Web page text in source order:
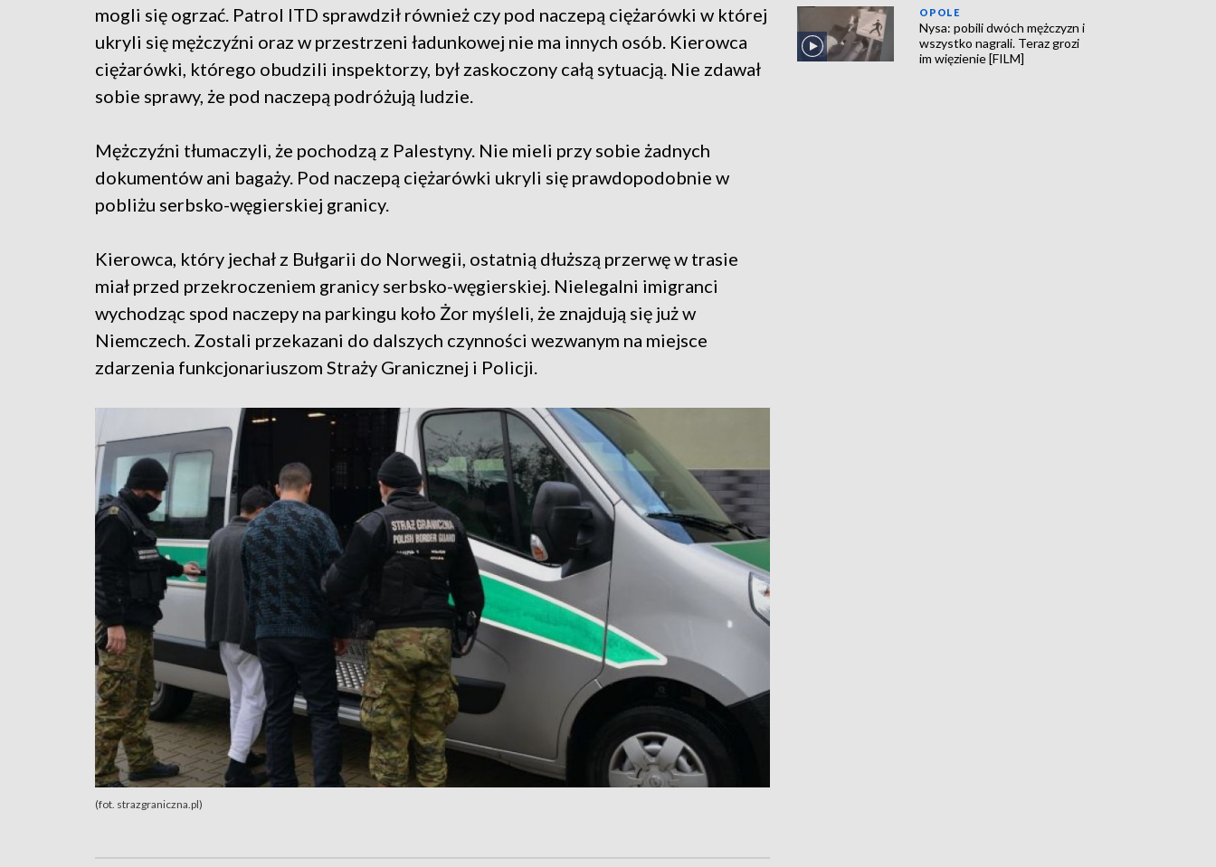
mogli się ogrzać. Patrol ITD sprawdził również czy pod naczepą ciężarówki w której
ukryli się mężczyźni oraz w przestrzeni ładunkowej nie ma innych osób. Kierowca
ciężarówki, którego obudzili inspektorzy, był zaskoczony całą sytuacją. Nie zdawał
sobie sprawy, że pod naczepą podróżują ludzie.
Mężczyźni tłumaczyli, że pochodzą z Palestyny. Nie mieli przy sobie żadnych
dokumentów ani bagaży. Pod naczepą ciężarówki ukryli się prawdopodobnie w
pobliżu serbsko-węgierskiej granicy.
Kierowca, który jechał z Bułgarii do Norwegii, ostatnią dłuższą przerwę w trasie
miał przed przekroczeniem granicy serbsko-węgierskiej. Nielegalni imigranci
wychodząc spod naczepy na parkingu koło Żor myśleli, że znajdują się już w
Niemczech. Zostali przekazani do dalszych czynności wezwanym na miejsce
zdarzenia funkcjonariuszom Straży Granicznej i Policji.
(fot. strazgraniczna.pl)
OPOLE
Nysa: pobili dwóch mężczyzn i
wszystko nagrali. Teraz grozi
im więzienie [FILM]